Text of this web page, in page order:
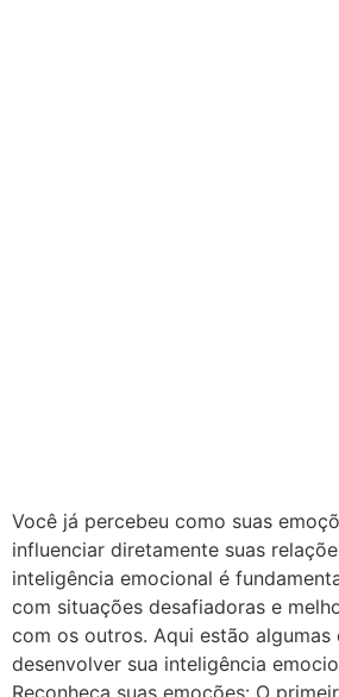
Você já percebeu como suas
influenciar diretamente suas
inteligência emocional é
com situações desafiadoras e
com os outros. Aqui estão algumas
desenvolver sua inteligência
Reconheça suas emoções: O